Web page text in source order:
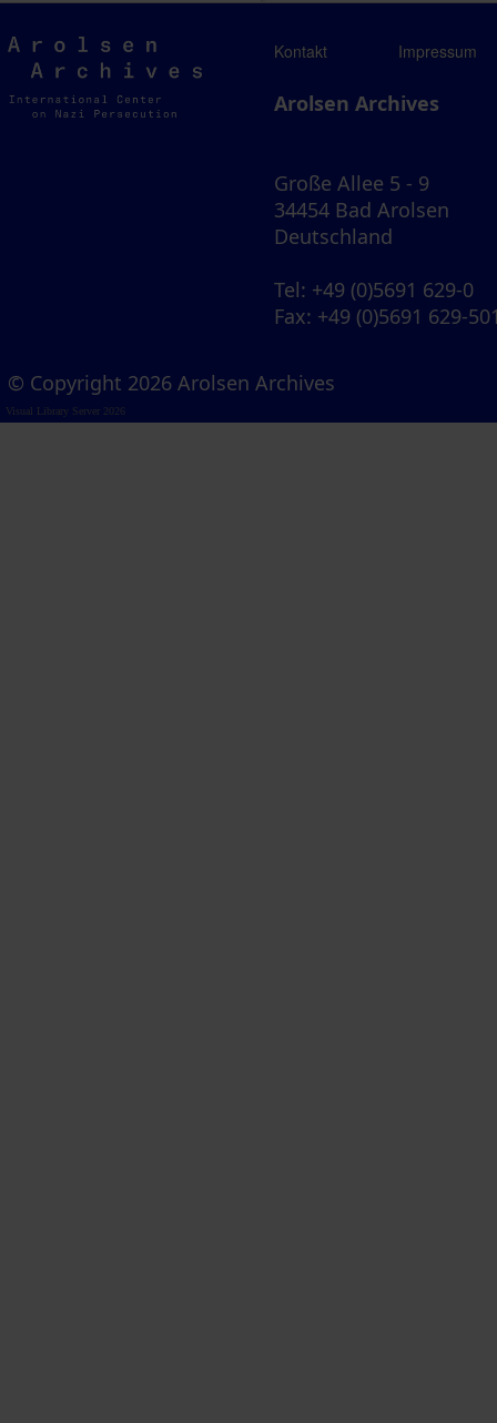
Arolsen
Archives
Kontakt Impressum
Arolsen Archives
Große Allee 5 - 9
34454 Bad Arolsen
Deutschland
Tel: +49 (0)5691 629-0
Fax: +49 (0)5691 629-
© Copyright 2026 Arolsen Archives
Visual Library Server 2026